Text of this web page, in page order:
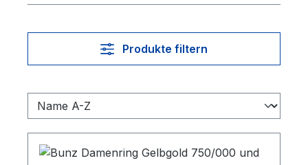
Produkte filtern